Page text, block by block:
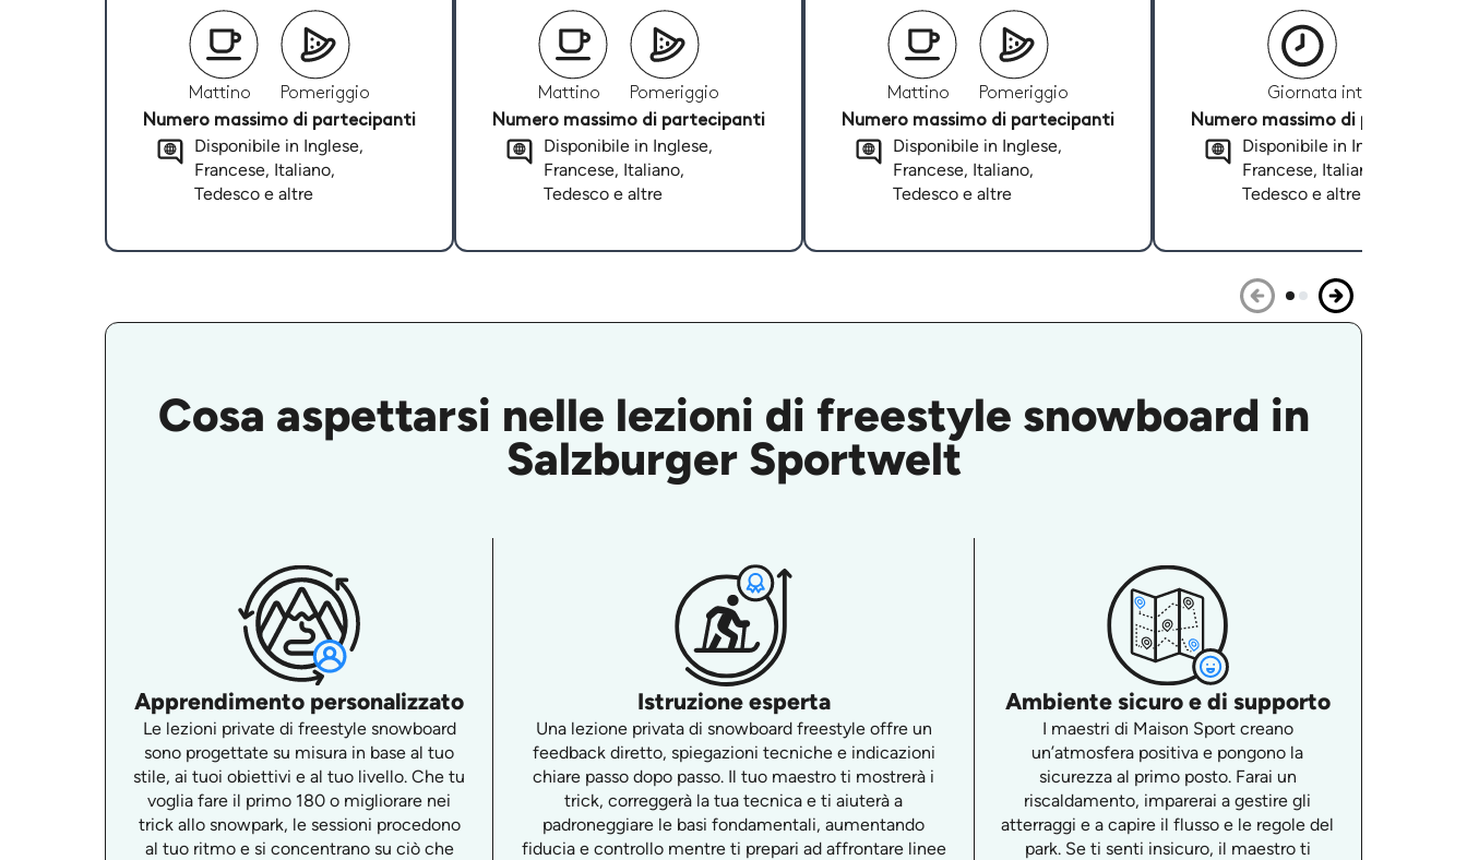
Mattino
Pomeriggio
Numero massimo di partecipanti
Disponibile in Inglese,
Francese, Italiano,
Tedesco e altre
Mattino
Pomeriggio
Numero massimo di partecipanti
Disponibile in Inglese,
Francese, Italiano,
Tedesco e altre
Mattino
Pomeriggio
Numero massimo di partecipanti
Disponibile in Inglese,
Francese, Italiano,
Tedesco e altre
Giornata intera
Numero massimo di partecipanti
Disponibile in Inglese,
Francese, Italiano,
Tedesco e altre
Cosa aspettarsi nelle lezioni di freestyle snowboard in
Salzburger Sportwelt
Apprendimento personalizzato
Le lezioni private di freestyle snowboard
sono progettate su misura in base al tuo
stile, ai tuoi obiettivi e al tuo livello. Che tu
voglia fare il primo 180 o migliorare nei
trick allo snowpark, le sessioni procedono
al tuo ritmo e si concentrano su ciò che
Istruzione esperta
Una lezione privata di snowboard freestyle offre un
feedback diretto, spiegazioni tecniche e indicazioni
chiare passo dopo passo. Il tuo maestro ti mostrerà i
trick, correggerà la tua tecnica e ti aiuterà a
padroneggiare le basi fondamentali, aumentando
fiducia e controllo mentre ti prepari ad affrontare linee
Ambiente sicuro e di supporto
I maestri di Maison Sport creano
un’atmosfera positiva e pongono la
sicurezza al primo posto. Farai un
riscaldamento, imparerai a gestire gli
atterraggi e a capire il flusso e le regole del
park. Se ti senti insicuro, il maestro ti